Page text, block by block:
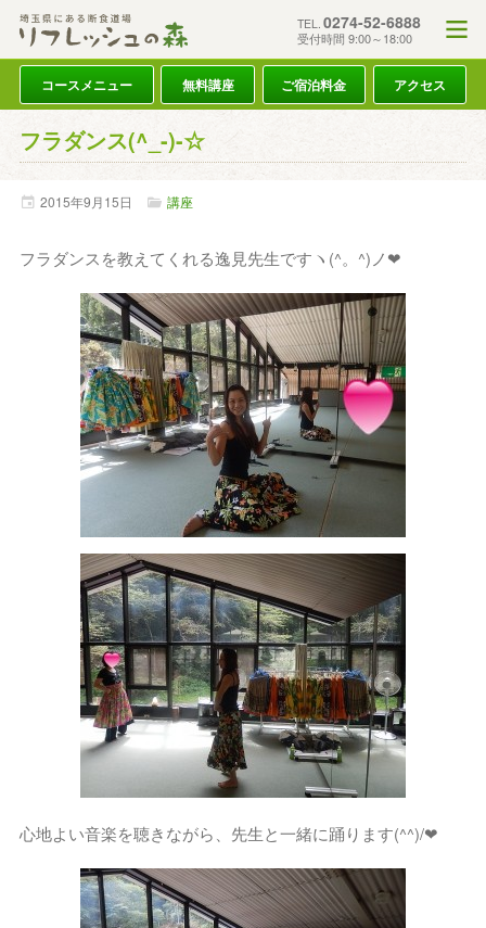
TEL. 0274-52-6888
受付時間 9:00～18:00
コースメニュー 無料講座 ご宿泊料金 アクセス
フラダンス(^_-)-☆
2015年9月15日 講座
フラダンスを教えてくれる逸見先生ですヽ(^。^)ノ❤
心地よい音楽を聴きながら、先生と一緒に踊ります(^^)/❤